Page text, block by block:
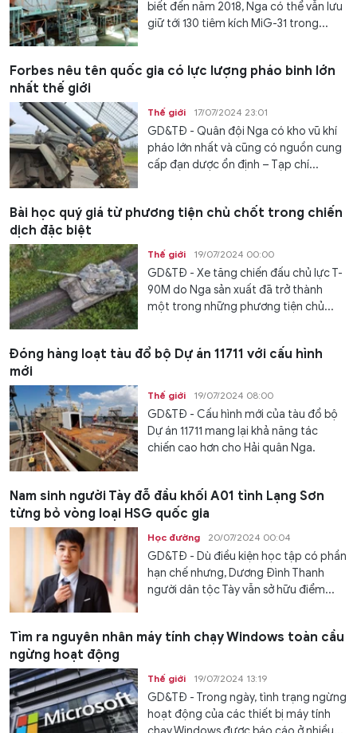
biết đến năm 2018, Nga có thể vẫn lưu
giữ tới 130 tiêm kích MiG-31 trong...
Forbes nêu tên quốc gia có lực lượng pháo binh lớn
nhất thế giới
Thế giới 17/07/2024 23:01
GD&TĐ - Quân đội Nga có kho vũ khí
pháo lớn nhất và cũng có nguồn cung
cấp đạn dược ổn định – Tạp chí...
Bài học quý giá từ phương tiện chủ chốt trong chiến
dịch đặc biệt
Thế giới 19/07/2024 00:00
GD&TĐ - Xe tăng chiến đấu chủ lực T-
90M do Nga sản xuất đã trở thành
một trong những phương tiện chủ...
Đóng hàng loạt tàu đổ bộ Dự án 11711 với cấu hình
mới
Thế giới 19/07/2024 08:00
GD&TĐ - Cấu hình mới của tàu đổ bộ
Dự án 11711 mang lại khả năng tác
chiến cao hơn cho Hải quân Nga.
Nam sinh người Tày đỗ đầu khối A01 tỉnh Lạng Sơn
từng bỏ vòng loại HSG quốc gia
Học đường 20/07/2024 00:04
GD&TĐ - Dù điều kiện học tập có phần
hạn chế nhưng, Dương Đình Thanh
người dân tộc Tày vẫn sở hữu điểm...
Tìm ra nguyên nhân máy tính chạy Windows toàn cầu
ngừng hoạt động
Thế giới 19/07/2024 13:19
GD&TĐ - Trong ngày, tình trạng ngừng
hoạt động của các thiết bị máy tính